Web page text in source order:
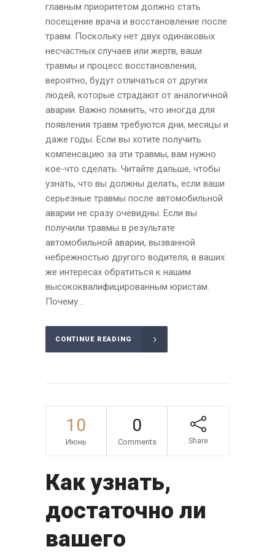
главным приоритетом должно стать
посещение врача и восстановление после
травм. Поскольку нет двух одинаковых
несчастных случаев или жертв, ваши
травмы и процесс восстановления,
вероятно, будут отличаться от других
людей, которые страдают от аналогичной
аварии. Важно помнить, что иногда для
появления травм требуются дни, месяцы и
даже годы. Если вы хотите получить
компенсацию за эти травмы, вам нужно
кое-что сделать. Читайте дальше, чтобы
узнать, что вы должны делать, если ваши
серьезные травмы после автомобильной
аварии не сразу очевидны. Если вы
получили травмы в результате
автомобильной аварии, вызванной
небрежностью другого водителя, в ваших
же интересах обратиться к нашим
высококвалифицированным юристам.
Почему...
CONTINUE READING
10
Июнь
0
Comments Share
Как узнать,
достаточно ли
вашего